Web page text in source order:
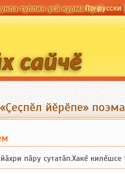
туллин усӑ курма пулӗПо-русски
йӗрӗпе»
пăру сутатăп.Хакĕ килĕшсе